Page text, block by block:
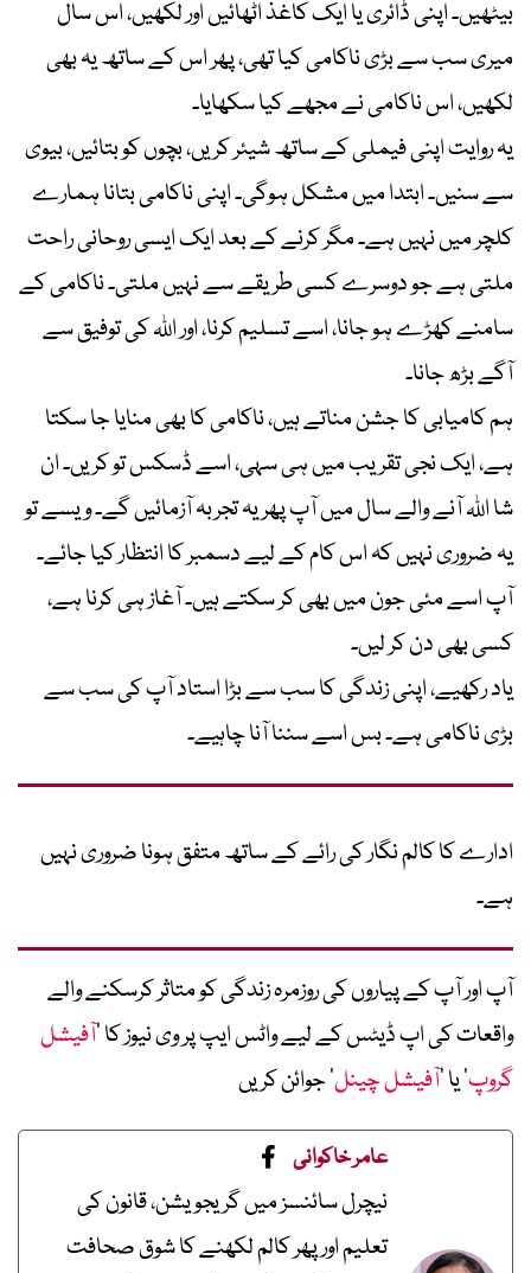
بیٹھیں۔ اپنی ڈائری یا ایک کاغذ اٹھائیں اور لکھیں، اس سال
میری سب سے بڑی ناکامی کیا تھی، پھر اس کے ساتھ یہ بھی
لکھیں، اس ناکامی نے مجھے کیا سکھایا۔
یہ روایت اپنی فیملی کے ساتھ شیئر کریں، بچوں کو بتائیں، بیوی
سے سنیں۔ ابتدا میں مشکل ہوگی۔ اپنی ناکامی بتانا ہمارے
کلچر میں نہیں ہے۔ مگر کرنے کے بعد ایک ایسی روحانی راحت
ملتی ہے جو دوسرے کسی طریقے سے نہیں ملتی۔ ناکامی کے
سامنے کھڑے ہو جانا، اسے تسلیم کرنا، اور اللہ کی توفیق سے
آگے بڑھ جانا۔
ہم کامیابی کا جشن مناتے ہیں، ناکامی کا بھی منایا جا سکتا
ہے، ایک نجی تقریب میں ہی سہی، اسے ڈسکس تو کریں۔ ان
شا اللہ آنے والے سال میں آپ پھر یہ تجربہ آزمائیں گے۔ ویسے تو
یہ ضروری نہیں کہ اس کام کے لیے دسمبر کا انتظار کیا جائے۔
آپ اسے مئی جون میں بھی کر سکتے ہیں۔ آغاز ہی کرنا ہے،
کسی بھی دن کر لیں۔
یاد رکھیے، اپنی زندگی کا سب سے بڑا استاد آپ کی سب سے
بڑی ناکامی ہے۔ بس اسے سننا آنا چاہیے۔
ادارے کا کالم نگار کی رائے کے ساتھ متفق ہونا ضروری نہیں
ہے۔
آپ اور آپ کے پیاروں کی روزمرہ زندگی کو متاثر کرسکنے والے
واقعات کی اپ ڈیٹس کے لیے واٹس ایپ پر وی نیوز کا ’آفیشل
گروپ‘ یا ’آفیشل چینل‘ جوائن کریں
عامر خاکوانی
نیچرل سائنسز میں گریجویشن، قانون کی
تعلیم اور پھر کالم لکھنے کا شوق صحافت